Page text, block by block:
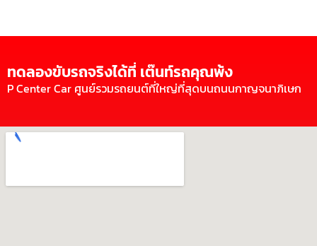
ทดลองขับรถจริงได้ที่ เต๊นท์รถคุณพ้ง
P Center Car ศูนย์รวมรถยนต์ที่ใหญ่ที่สุดบนถนนกาญจนาภิเษก